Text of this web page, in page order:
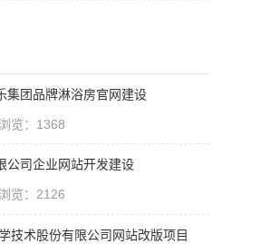
集团品牌淋浴房官网建设
览：1368
公司企业网站开发建设
览：2126
技术股份有限公司网站改版项目